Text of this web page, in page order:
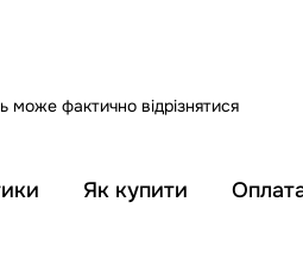
може фактично відрізнятися
Як купити